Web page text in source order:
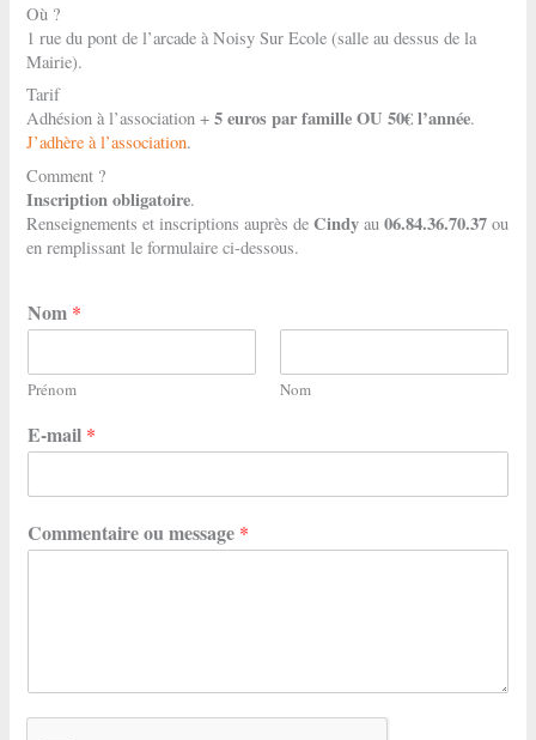
Où ?
1 rue du pont de l’arcade à Noisy Sur Ecole (salle au dessus de la
Mairie).
Tarif
Adhésion à l’association +5 euros par famille OU 50€ l’année.
J’adhère à l’association.
Comment ?
Inscription obligatoire.
Renseignements et inscriptions auprès de Cindyau 06.84.36.70.37 ou
en remplissant le formulaire ci-dessous.
Nom *
Prénom Nom
E-mail *
Commentaire ou message *